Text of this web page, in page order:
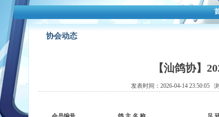
协会动态
【汕鸽协】
发表时间：2026-04-14 23:50:05